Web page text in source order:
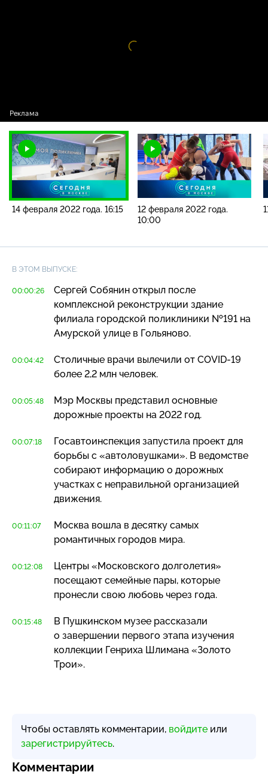
14 февраля 2022 года. 16:15
12 февраля 2022 года.
10:00
В ЭТОМ ВЫПУСКЕ:
00:00:26
Сергей Собянин открыл после
комплексной реконструкции здание
филиала городской поликлиники №191 на
Амурской улице в Гольяново.
00:04:42 Столичные врачи вылечили от COVID-19
более 2,2 млн человек.
00:05:48
Мэр Москвы представил основные
дорожные проекты на 2022 год.
00:07:18
Госавтоинспекция запустила проект для
борьбы с «автоловушками». В ведомстве
собирают информацию о дорожных
участках с неправильной организацией
движения.
00:11:07
Москва вошла в десятку самых
романтичных городов мира.
00:12:08
Центры «Московского долголетия»
посещают семейные пары, которые
пронесли свою любовь через года.
00:15:48
В Пушкинском музее рассказали
о завершении первого этапа изучения
коллекции Генриха Шлимана «Золото
Трои».
Чтобы оставлять комментарии, войдите или
зарегистрируйтесь.
Комментарии